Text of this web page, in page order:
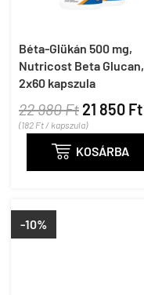
Béta-Glükán 500 mg,
Nutricost Beta Glucan,
2x60 kapszula
22 980 Ft 21 850 Ft
(182 Ft / kapszula)
 KOSÁRBA
-10%